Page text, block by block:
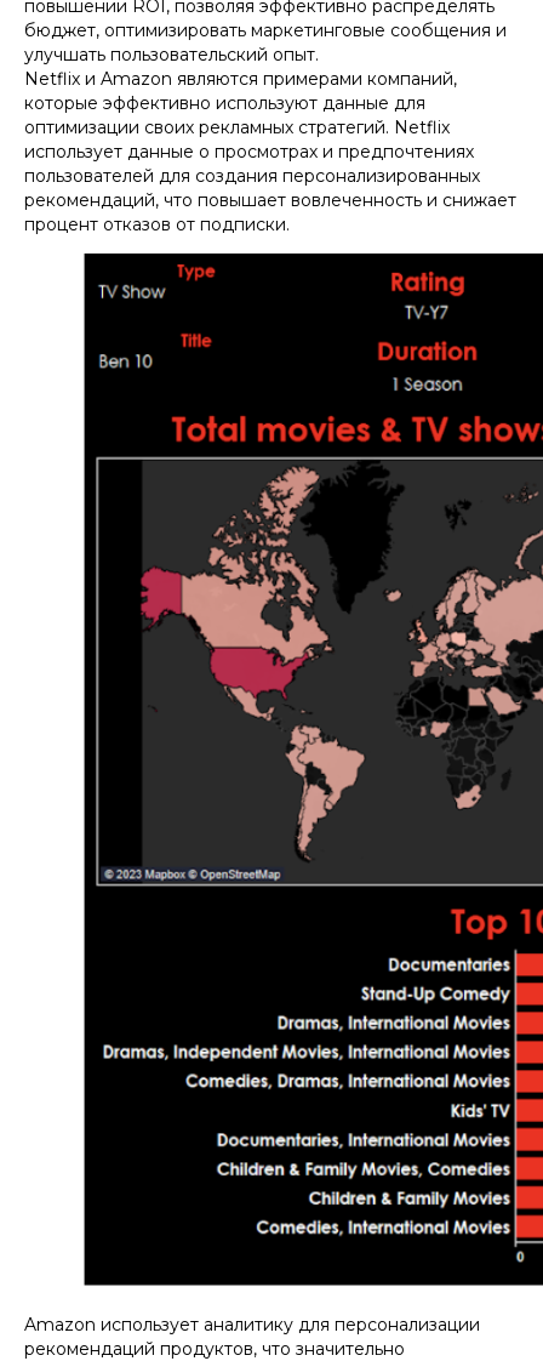
повышении ROI, позволяя эффективно распределять
бюджет, оптимизировать маркетинговые сообщения и
улучшать пользовательский опыт.
Netflix и Amazon являются примерами компаний,
которые эффективно используют данные для
оптимизации своих рекламных стратегий. Netflix
использует данные о просмотрах и предпочтениях
пользователей для создания персонализированных
рекомендаций, что повышает вовлеченность и снижает
процент отказов от подписки.
Amazon использует аналитику для персонализации
рекомендаций продуктов, что значительно